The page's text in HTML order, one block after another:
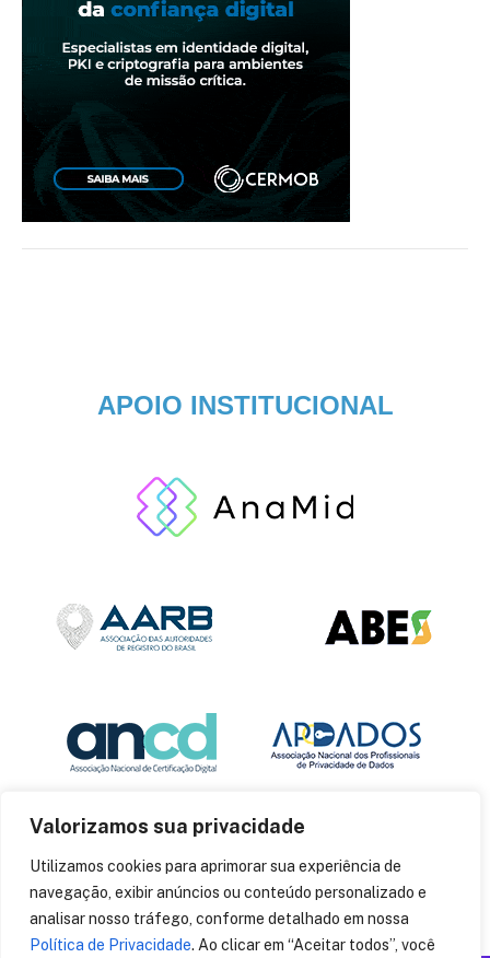
Valorizamos sua privacidade
Utilizamos cookies para aprimorar sua experiência de
navegação, exibir anúncios ou conteúdo personalizado e
analisar nosso tráfego, conforme detalhado em nossa
Política de Privacidade. Ao clicar em “Aceitar todos”, você
APOIO INSTITUCIONAL